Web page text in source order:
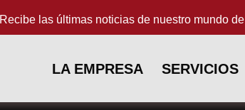
Recibe las últimas noticias de nuestro mundo
LA EMPRESA SERVICIOS